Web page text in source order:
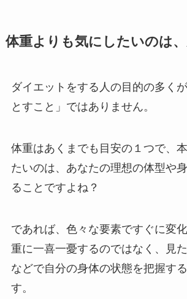
体重よりも気にしたいのは、
ダイエットをする人の目的の多く
とすこと」ではありません。
体重はあくまでも目安の１つで、
たいのは、あなたの理想の体型や
ることですよね？
であれば、色々な要素ですぐに変
重に一喜一憂するのではなく、見
などで自分の身体の状態を把握す
す。